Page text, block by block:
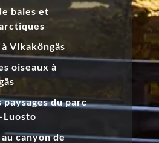
baies et
Vikaköngäs
oiseaux à
du parc
Luosto
canyon de